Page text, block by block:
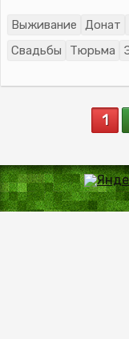
Выживание Донат
Свадьбы
Тюрьма
1